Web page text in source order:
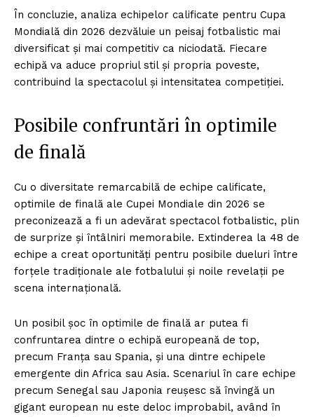
În concluzie, analiza echipelor calificate pentru Cupa
Mondială din 2026 dezvăluie un peisaj fotbalistic mai
diversificat și mai competitiv ca niciodată. Fiecare
echipă va aduce propriul stil și propria poveste,
contribuind la spectacolul și intensitatea competiției.
Posibile confruntări în optimile
de finală
Cu o diversitate remarcabilă de echipe calificate,
optimile de finală ale Cupei Mondiale din 2026 se
preconizează a fi un adevărat spectacol fotbalistic, plin
de surprize și întâlniri memorabile. Extinderea la 48 de
echipe a creat oportunități pentru posibile dueluri între
forțele tradiționale ale fotbalului și noile revelații pe
scena internațională.
Un posibil șoc în optimile de finală ar putea fi
confruntarea dintre o echipă europeană de top,
precum Franța sau Spania, și una dintre echipele
emergente din Africa sau Asia. Scenariul în care echipe
precum Senegal sau Japonia reușesc să învingă un
gigant european nu este deloc improbabil, având în